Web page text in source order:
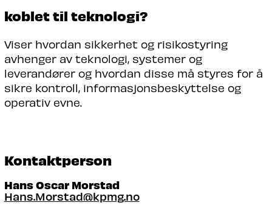
koblet til teknologi?
Viser hvordan sikkerhet og risikostyring
avhenger av teknologi, systemer og
leverandører og hvordan disse må styres for å
sikre kontroll, informasjonsbeskyttelse og
operativ evne.
Kontaktperson
Hans Oscar Morstad
Hans.Morstad@kpmg.no